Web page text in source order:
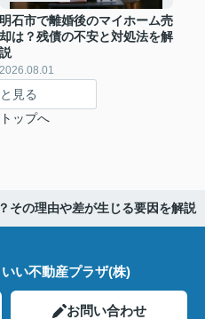
明石市で離婚後のマイホーム売
却は？残債の不安と対処法を解
説
2026.08.01
見る
ップへ
その理由や差が生じる要因を解説
い不動産プラザ(株)
お問い合わせ